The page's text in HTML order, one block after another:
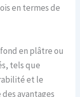
en termes de
en plâtre ou
tels que
et le
avantages